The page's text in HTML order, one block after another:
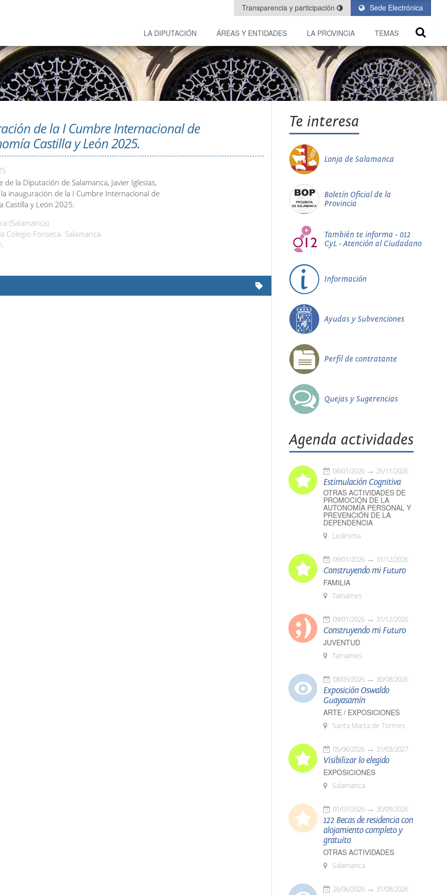
Sede Electrónica
Transparencia y participación
LA DIPUTACIÓN ÁREAS Y ENTIDADES LA PROVINCIA TEMAS
de la I Cumbre Internacional de
Castilla y León 2025.
de la Diputación de Salamanca, Javier Iglesias,
inauguración de la I Cumbre Internacional de
Castilla y León 2025.
(Salamanca)
Colegio Fonseca. Salamanca
Te interesa
Lonja de Salamanca
Boletín Oficial de la
Provincia
También te informa - 012
CyL - Atención al Ciudadano
Información
Ayudas y Subvenciones
Perfil de contratante
Quejas y Sugerencias
Agenda actividades
08/01/2026 26/11/2026
Estimulación Cognitiva
OTRAS ACTIVIDADES DE
PROMOCIÓN DE LA
AUTONOMÍA PERSONAL Y
PREVENCIÓN DE LA
DEPENDENCIA
Ledesma
09/01/2026 31/12/2026
Construyendo mi Futuro
FAMILIA
Tamames
09/01/2026 31/12/2026
Construyendo mi Futuro
JUVENTUD
Tamames
08/05/2026 30/08/2026
Exposición Oswaldo
Guayasamín
ARTE / EXPOSICIONES
Santa Marta de Tormes
05/06/2026 31/03/2027
Visibilizar lo elegido
EXPOSICIONES
Salamanca
01/07/2026 30/09/2026
122 Becas de residencia con
alojamiento completo y
gratuito
OTRAS ACTIVIDADES
Salamanca
26/06/2026 31/08/2026